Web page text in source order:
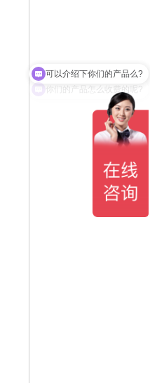
你们的产品怎么收费的呢?